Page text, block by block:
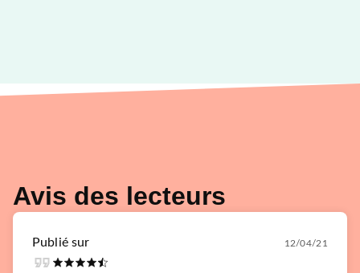
Avis des lecteurs
Publié sur 12/04/21